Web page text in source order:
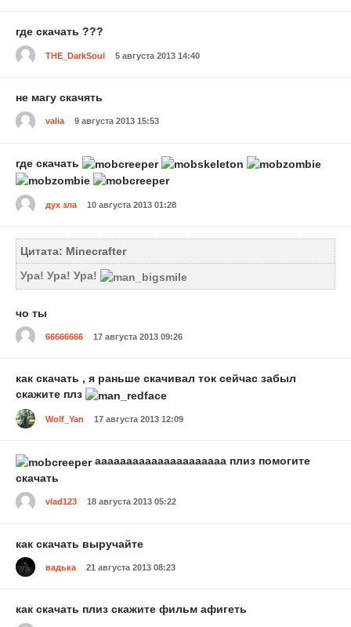
где скачать ???
THE_DarkSoul 5 августа 2013 14:40
не магу скачять
valia 9 августа 2013 15:53
где скачать
дух зла 10 августа 2013 01:28
Цитата: Minecrafter
Ура! Ура! Ура!
чо ты
66666666 17 августа 2013 09:26
как скачать , я раньше скачивал ток сейчас забыл
скажите плз
Wolf_Yan 17 августа 2013 12:09
ааааааааааааааааааааа плиз помогите
скачать
vlad123 18 августа 2013 05:22
как скачать выручайте
вадька 21 августа 2013 08:23
как скачать плиз скажите фильм афигеть